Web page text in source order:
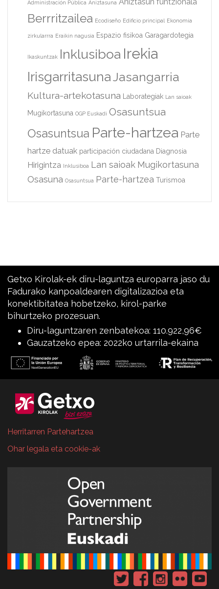
Administración Pública Aniztasuna
Berrritzailea Ecodiseño Edificio principal Ekonomia
zirkularrra Eraikin nagusia Espazio fisikoa Garagardotegia
Ikaskuntzak Inklusiboa Irekia
IrisgarritasunaJasangarria
Kultura-artekotasuna Laborategiak Lan saioak
Mugikortasuna OGP Euskadi Osasuntsua
Osasuntsua Parte-hartzea Parte
hartze datuak participación ciudadana Diagnosia
Hirigintza Inklusiboa Lan saioak Mugikortasuna
Osasuna Osasuntsua Parte-hartzea Turismoa
Getxo Kirolak-ek diru-laguntza europarra jaso du
Fadurako kanpoaldearen digitalizazioa eta
konektibitatea hobetzeko, kirol-parke
bihurtzeko prozesuan.
Diru-laguntzaren zenbatekoa: 110.922,96€
Gauzatzeko epea: 2022ko urtarrila-ekaina
Herritarren Partehartzea
Ohar legala eta cookie-ak